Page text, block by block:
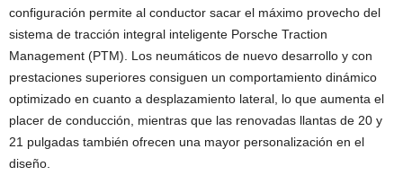
configuración permite al conductor sacar el máximo provecho del
sistema de tracción integral inteligente Porsche Traction
Management (PTM). Los neumáticos de nuevo desarrollo y con
prestaciones superiores consiguen un comportamiento dinámico
optimizado en cuanto a desplazamiento lateral, lo que aumenta el
placer de conducción, mientras que las renovadas llantas de 20 y
21 pulgadas también ofrecen una mayor personalización en el
diseño.